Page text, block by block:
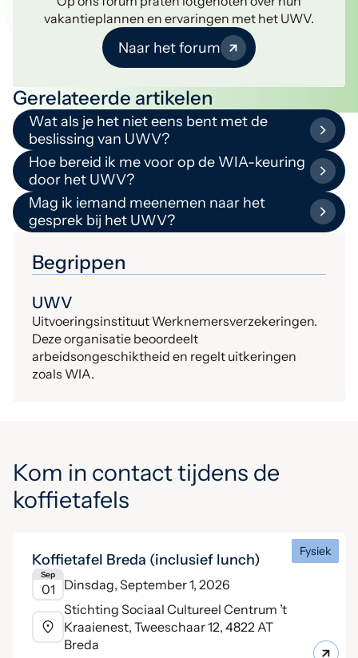
vakantieplannen en ervaringen met het UWV.
Naar het forum
Gerelateerde artikelen
Wat als je het niet eens bent met de
beslissing van UWV?
Hoe bereid ik me voor op de WIA-keuring
door het UWV?
Mag ik iemand meenemen naar het
gesprek bij het UWV?
Begrippen
UWV
Uitvoeringsinstituut Werknemersverzekeringen.
Deze organisatie beoordeelt
arbeidsongeschiktheid en regelt uitkeringen
zoals WIA.
Kom in contact tijdens de
koffietafels
Koffietafel Breda (inclusief lunch)
Sep
01
Dinsdag, September 1, 2026
Stichting Sociaal Cultureel Centrum ’t
Kraaienest, Tweeschaar 12, 4822 AT
Breda
Fysiek